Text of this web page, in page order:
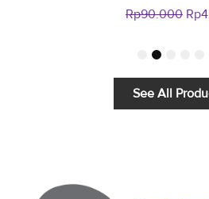
Rp90.000 Rp
5
See All